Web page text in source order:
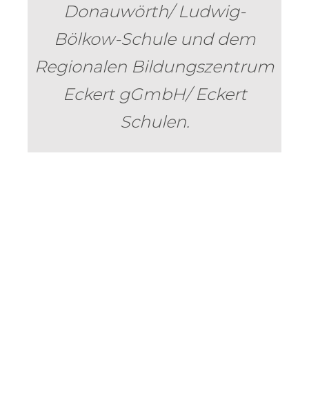
Donauwörth/ Ludwig-
Bölkow-Schule und dem
Regionalen Bildungszentrum
Eckert gGmbH/ Eckert
Schulen.